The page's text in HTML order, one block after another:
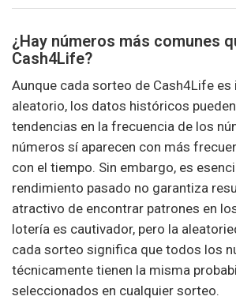
¿Hay números más comunes
Cash4Life?
Aunque cada sorteo de Cash4Life es
aleatorio, los datos históricos
tendencias en la frecuencia de los
números sí aparecen con más
con el tiempo. Sin embargo, es
rendimiento pasado no garantiza
atractivo de encontrar patrones en
lotería es cautivador, pero la
cada sorteo significa que todos los
técnicamente tienen la misma
seleccionados en cualquier sorteo.